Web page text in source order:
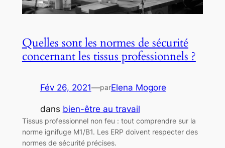
Quelles sont les normes de sécurité
concernant les tissus professionnels ?
Fév 26, 2021—parElena Mogore
dans bien-être au travail
Tissus professionnel non feu : tout comprendre sur la
norme ignifuge M1/B1. Les ERP doivent respecter des
normes de sécurité précises.